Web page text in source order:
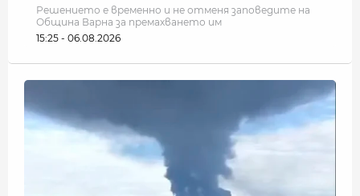
Решението е временно и не отменя заповедите на
Община Варна за премахването им
15:25 - 06.08.2026